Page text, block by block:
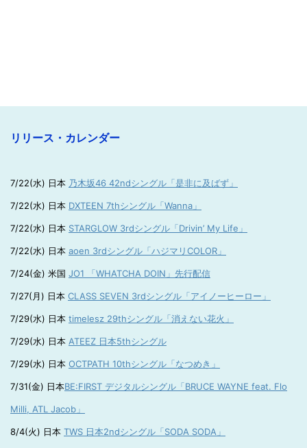
リリース・カレンダー
7/22(水) 日本 乃木坂46 42ndシングル「是非に及ばず」
7/22(水) 日本 DXTEEN 7thシングル「Wanna」
7/22(水) 日本 STARGLOW 3rdシングル「Drivin’ My Life」
7/22(水) 日本 aoen 3rdシングル「ハジマリCOLOR」
7/24(金) 米国 JO1 「WHATCHA DOIN」先行配信
7/27(月) 日本 CLASS SEVEN 3rdシングル「アイノーヒーロー」
7/29(水) 日本 timelesz 29thシングル「消えない花火」
7/29(水) 日本 ATEEZ 日本5thシングル
7/29(水) 日本 OCTPATH 10thシングル「なつめき」
7/31(金) 日本BE:FIRST デジタルシングル「BRUCE WAYNE feat. Flo
Milli, ATL Jacob」
8/4(火) 日本 TWS 日本2ndシングル「SODA SODA」